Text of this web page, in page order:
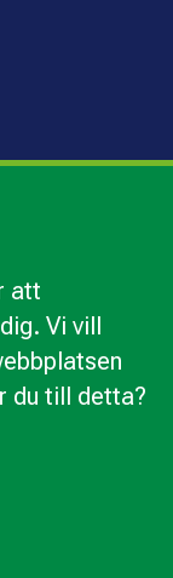
att
Vi vill
du till detta?